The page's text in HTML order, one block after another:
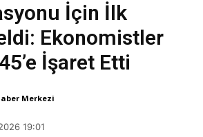
İçin İlk
Ekonomistler
İşaret Etti
Merkezi
19:01